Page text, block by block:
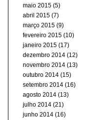
maio 2015 (5)
abril 2015 (7)
março 2015 (9)
fevereiro 2015 (10)
janeiro 2015 (17)
dezembro 2014 (12)
novembro 2014 (13)
outubro 2014 (15)
setembro 2014 (16)
agosto 2014 (13)
julho 2014 (21)
junho 2014 (16)